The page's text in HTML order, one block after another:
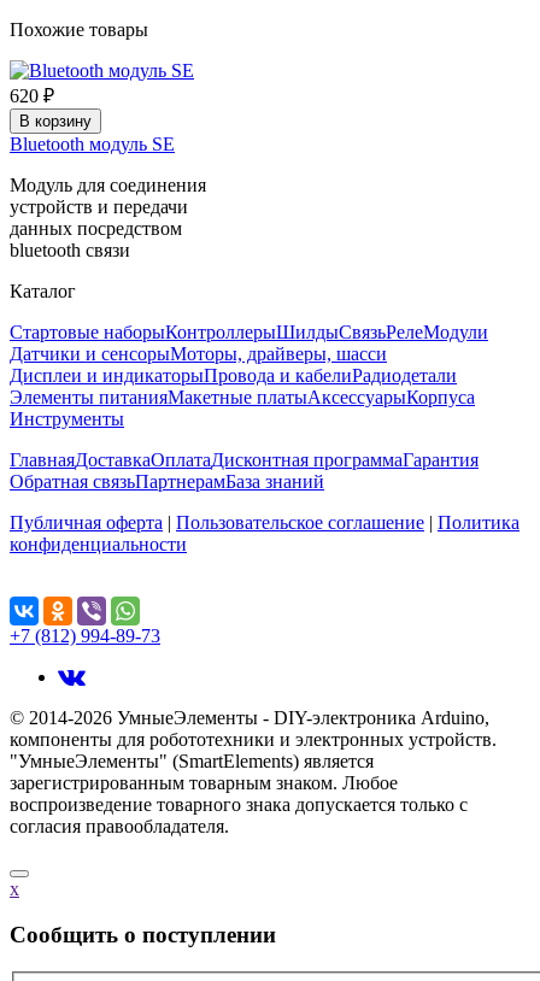
Похожие товары
620 ₽
В корзину
Bluetooth модуль SE
Модуль для соединения
устройств и передачи
данных посредством
bluetooth связи
Каталог
Стартовые наборыКонтроллерыШилдыСвязьРелеМодули
Датчики и сенсорыМоторы, драйверы, шасси
Дисплеи и индикаторыПровода и кабелиРадиодетали
Элементы питанияМакетные платыАксессуарыКорпуса
Инструменты
ГлавнаяДоставкаОплатаДисконтная программаГарантия
Обратная связьПартнерамБаза знаний
Публичная оферта | Пользовательское соглашение | Политика
конфиденциальности
+7 (812) 994-89-73
© 2014-2026 УмныеЭлементы - DIY-электроника Arduino,
компоненты для робототехники и электронных устройств.
"УмныеЭлементы" (SmartElements) является
зарегистрированным товарным знаком. Любое
воспроизведение товарного знака допускается только с
согласия правообладателя.
x
Cообщить о поступлении